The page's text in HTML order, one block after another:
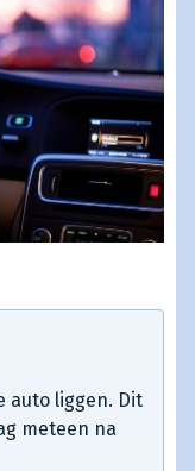
auto liggen. Dit
meteen na